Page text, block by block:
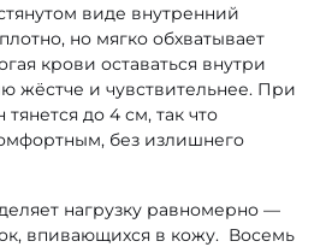
виде внутренний
но мягко обхватывает
крови оставаться внутри
жёстче и чувствительнее. При
до 4 см, так что
без излишнего
нагрузку равномерно —
впивающихся в кожу. Восемь